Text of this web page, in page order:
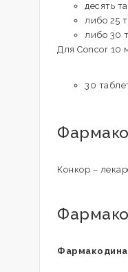
десять
либо 25
либо 30
Для Concor 10
30
Конкор –